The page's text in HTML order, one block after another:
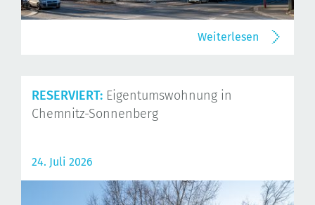
Weiterlesen
RESERVIERT: Eigentumswohnung in
Chemnitz-Sonnenberg
24. Juli 2026